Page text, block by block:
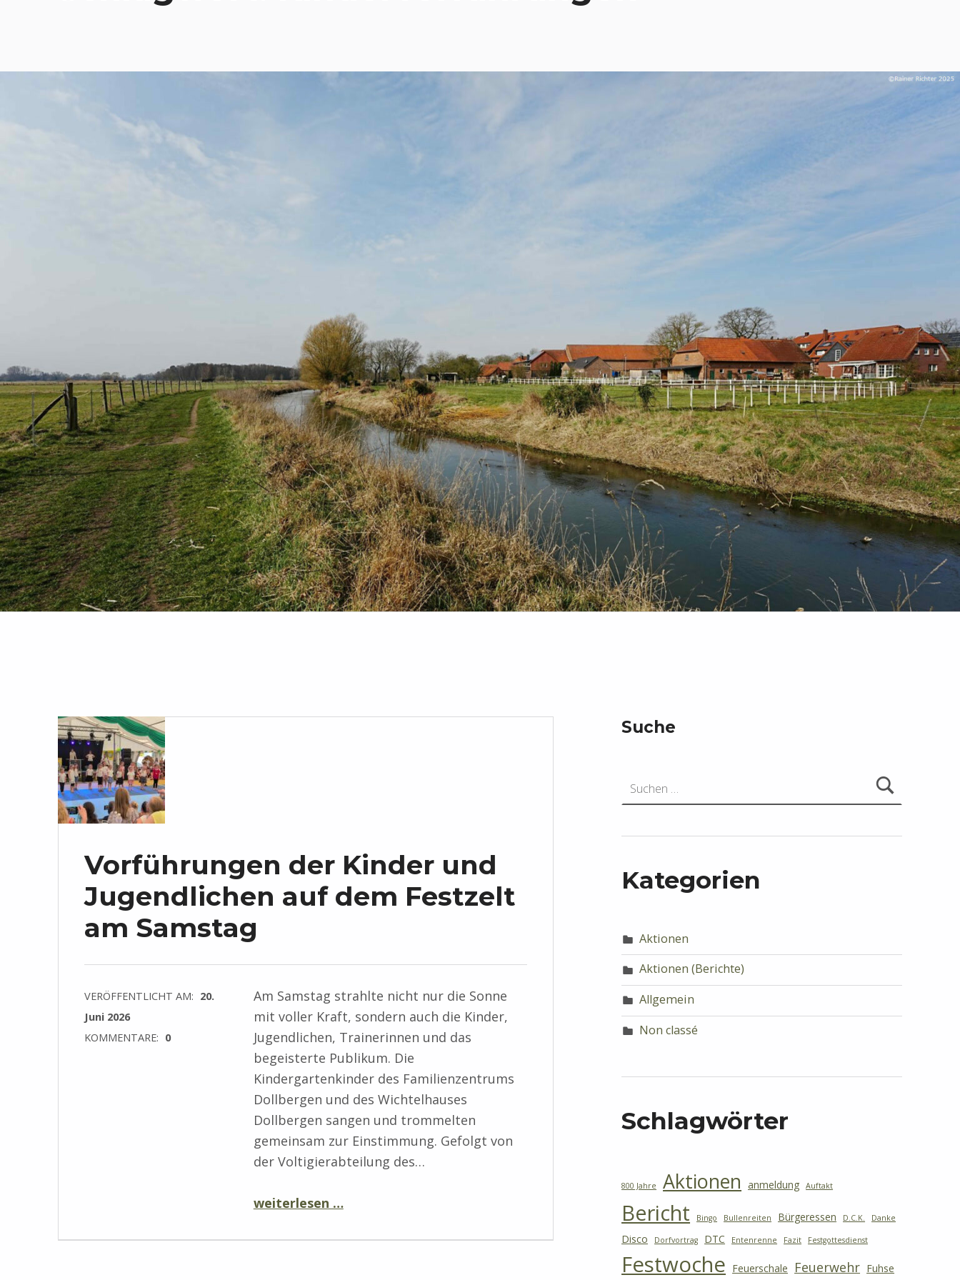
Vorführungen der Kinder und
Jugendlichen auf dem Festzelt
am Samstag
VERÖFFENTLICHT AM: 20.
Juni 2026
KOMMENTARE: 0
Am Samstag strahlte nicht nur die Sonne
mit voller Kraft, sondern auch die Kinder,
Jugendlichen, Trainerinnen und das
begeisterte Publikum. Die
Kindergartenkinder des Familienzentrums
Dollbergen und des Wichtelhauses
Dollbergen sangen und trommelten
gemeinsam zur Einstimmung. Gefolgt von
der Voltigierabteilung des…
“Vorführungen der Kinder und Jugendlichen auf dem Festzelt am Samstag”
weiterlesen …
Suche
Kategorien
Aktionen
Aktionen (Berichte)
Allgemein
Non classé
Schlagwörter
800 Jahre Aktionen anmeldung Auftakt
Bericht Bingo Bullenreiten Bürgeressen D.C.K. Danke
Disco Dorfvortrag DTC Entenrenne Fazit Festgottesdienst
Festwoche Feuerschale Feuerwehr Fuhse